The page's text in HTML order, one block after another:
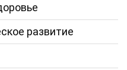
развитие